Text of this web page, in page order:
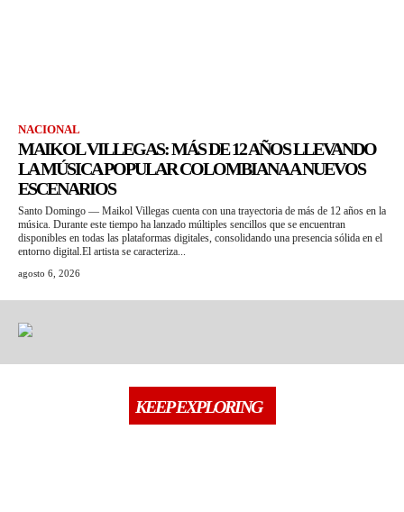
NACIONAL
MAIKOL VILLEGAS: MÁS DE 12 AÑOS LLEVANDO
LA MÚSICA POPULAR COLOMBIANA A NUEVOS
ESCENARIOS
Santo Domingo — Maikol Villegas cuenta con una trayectoria de más de 12 años en la
música. Durante este tiempo ha lanzado múltiples sencillos que se encuentran
disponibles en todas las plataformas digitales, consolidando una presencia sólida en el
entorno digital.El artista se caracteriza...
agosto 6, 2026
KEEP EXPLORING